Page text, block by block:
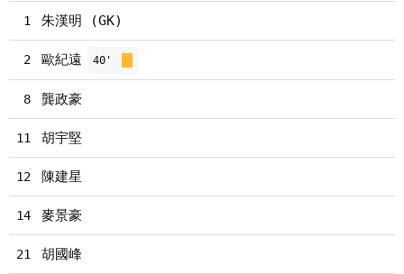
1 朱漢明 (GK)
2 歐紀遠 40'
8 龔政豪
11 胡宇堅
12 陳建星
14 麥景豪
21 胡國峰